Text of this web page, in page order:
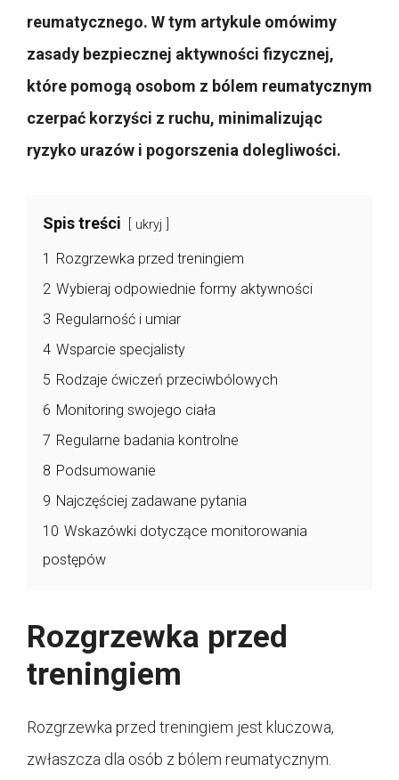
reumatycznego. W tym artykule omówimy
zasady bezpiecznej aktywności fizycznej,
które pomogą osobom z bólem reumatycznym
czerpać korzyści z ruchu, minimalizując
ryzyko urazów i pogorszenia dolegliwości.
Spis treści ukryj
1 Rozgrzewka przed treningiem
2 Wybieraj odpowiednie formy aktywności
3 Regularność i umiar
4 Wsparcie specjalisty
5 Rodzaje ćwiczeń przeciwbólowych
6 Monitoring swojego ciała
7 Regularne badania kontrolne
8 Podsumowanie
9 Najczęściej zadawane pytania
10 Wskazówki dotyczące monitorowania
postępów
Rozgrzewka przed
treningiem
Rozgrzewka przed treningiem jest kluczowa,
zwłaszcza dla osób z bólem reumatycznym.